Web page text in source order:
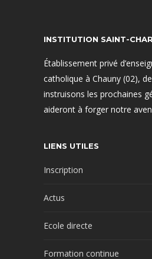
INSTITUTION SAINT-
Établissement privé
catholique à Chauny (02),
instruisons les prochaines
aideront à forger notre
LIENS UTILES
Inscription
Actus
Ecole directe
Formation continue